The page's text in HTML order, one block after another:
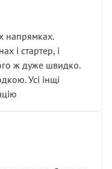
напрямках.
і стартер, і
ж дуже швидко.
Усі інщі